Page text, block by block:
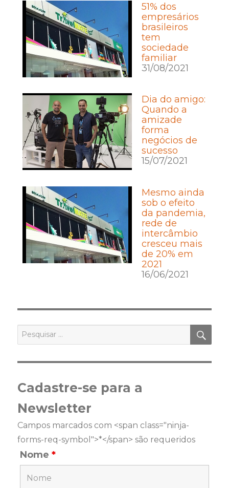
51% dos
empresários
brasileiros
tem
sociedade
familiar
31/08/2021
Dia do amigo:
Quando a
amizade
forma
negócios de
sucesso
15/07/2021
Mesmo ainda
sob o efeito
da pandemia,
rede de
intercâmbio
cresceu mais
de 20% em
2021
16/06/2021
por:
Cadastre-se para a
Newsletter
Campos marcados com <span class="ninja-
forms-req-symbol">*</span> são requeridos
Nome*